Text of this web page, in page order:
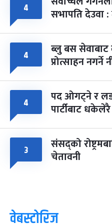
४ सभापति देउवा
४ ब्लु बस
प्रोत्साहन नगर्ने
४ पद ओगट्ने र
पार्टीबाट
३ संसद्को
चेतावनी
वेबस्टोरिज